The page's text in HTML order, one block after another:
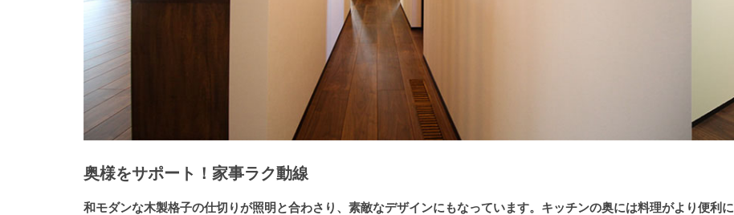
奥様をサポート！家事ラク動線
和モダンな木製格子の仕切りが照明と合わさり、素敵なデザインにもなっています。キッチンの奥には料理がより便利